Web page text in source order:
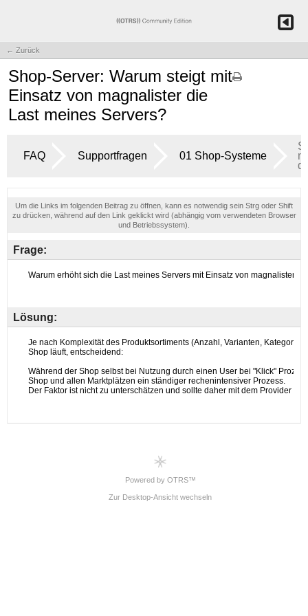
← Zurück
Shop-Server: Warum steigt mit
Einsatz von magnalister die
Last meines Servers?
FAQ Supportfragen 01 Shop-Systeme
Um die Links im folgenden Beitrag zu öffnen, kann es notwendig sein Strg oder Shift
zu drücken, während auf den Link geklickt wird (abhängig vom verwendeten Browser
und Betriebssystem).
Frage:
Lösung:
Powered by OTRS™
Zur Desktop-Ansicht wechseln